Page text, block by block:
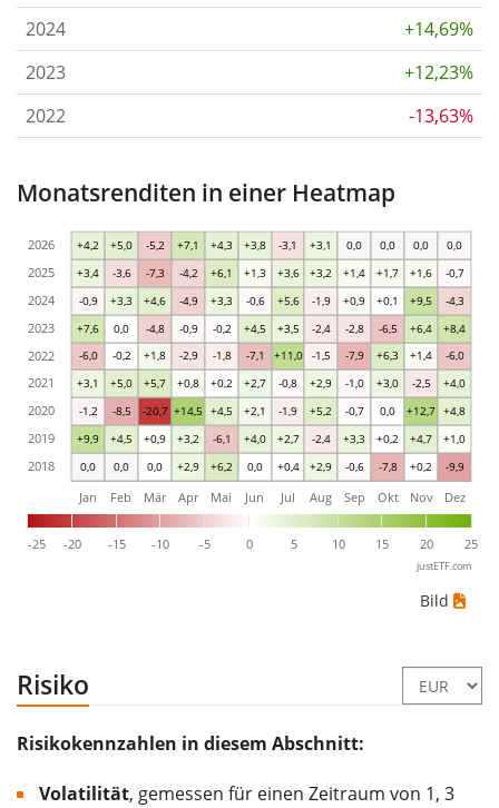
2024
+14,69%
2023
+12,23%
2022
-13,63%
Monatsrenditen in einer Heatmap
0,0 0,0 0,0 +2,9 +6,2 0,0 +0,4 +2,9 -0,6 -7,8 +0,2 -9,9
+9,9 +4,5 +0,9 +3,2 -6,1 +4,0 +2,7 -2,4 +3,3 +0,2 +4,7 +1,0
-1,2 -8,5 -20,7 +14,5 +4,5 +2,1 -1,9 +5,2 -0,7 0,0 +12,7 +4,8
+3,1 +5,0 +5,7 +0,8 +0,2 +2,7 -0,8 +2,9 -1,0 +3,0 -2,5 +4,0
-6,0 -0,2 +1,8 -2,9 -1,8 -7,1 +11,0 -1,5 -7,9 +6,3 +1,4 -6,0
+7,6 0,0 -4,8 -0,9 -0,2 +4,5 +3,5 -2,4 -2,8 -6,5 +6,4 +8,4
-0,9 +3,3 +4,6 -4,9 +3,3 -0,6 +5,6 -1,9 +0,9 +0,1 +9,5 -4,3
+3,4 -3,6 -7,3 -4,2 +6,1 +1,3 +3,6 +3,2 +1,4 +1,7 +1,6 -0,7
+4,2 +5,0 -5,2 +7,1 +4,3 +3,8 -3,1 +3,1 0,0 0,0 0,0 0,0
-25 -20 -15 -10 -5 0 5 10 15 20 25
Jan Feb Mär Apr Mai Jun Jul Aug Sep Okt Nov Dez
2018
2019
2020
2021
2022
2023
2024
2025
2026
justETF.com
Bild
Risiko
Risikokennzahlen in diesem Abschnitt:
Volatilität, gemessen für einen Zeitraum von 1, 3